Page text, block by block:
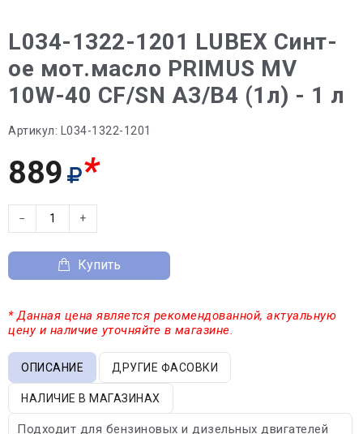
L034-1322-1201 LUBEX Синт-
ое мот.масло PRIMUS MV
10W-40 CF/SN A3/B4 (1л) - 1 л
Артикул: L034-1322-1201
889 *
− +
Купить
* Данная цена является рекомендованной, актуальную
цену и наличие уточняйте в магазине.
ОПИСАНИЕ ДРУГИЕ ФАСОВКИ
НАЛИЧИЕ В МАГАЗИНАХ
Подходит для бензиновых и дизельных двигателей